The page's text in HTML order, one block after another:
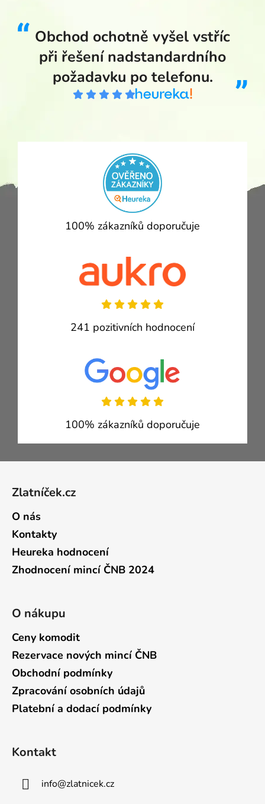
Obchod ochotně vyšel vstříc
při řešení nadstandardního
požadavku po telefonu.
100% zákazníků doporučuje
241 pozitivních hodnocení
100% zákazníků doporučuje
Zlatníček.cz
O nás
Kontakty
Heureka hodnocení
Zhodnocení mincí ČNB 2024
O nákupu
Ceny komodit
Rezervace nových mincí ČNB
Obchodní podmínky
Zpracování osobních údajů
Platební a dodací podmínky
Kontakt
info@zlatnicek.cz